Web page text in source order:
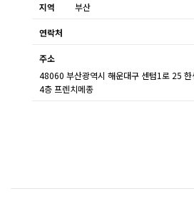
지역 부산
연락처
주소
48060 부산광역시 해운대구 센텀1로 25 한
4층 프렌치메종